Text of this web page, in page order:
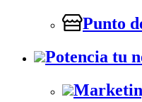
Punto
Potencia tu